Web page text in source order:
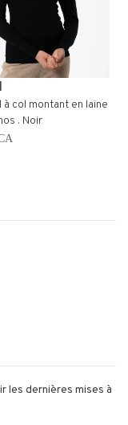
à col montant en laine
. Noir
les dernières mises à